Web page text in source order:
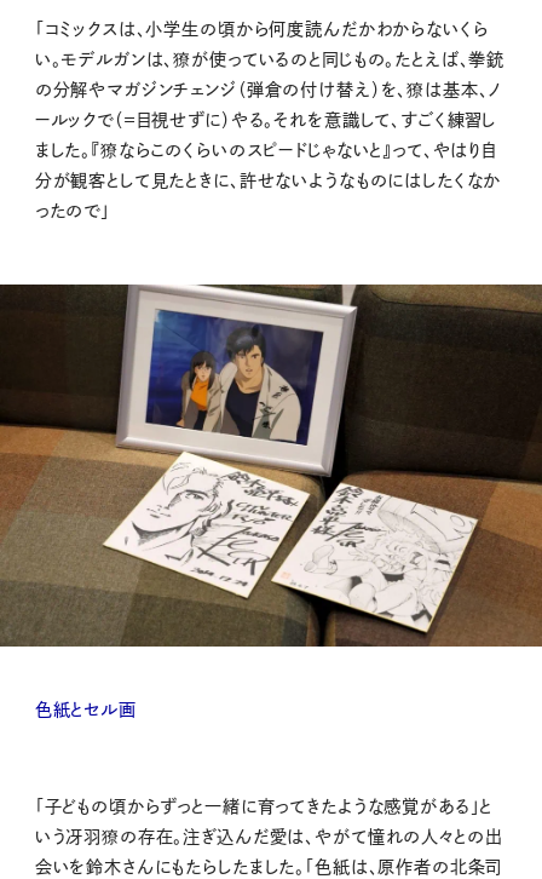
「コミックスは、小学生の頃から何度読んだかわからないくら
い。モデルガンは、獠が使っているのと同じもの。たとえば、拳銃
の分解やマガジンチェンジ（弾倉の付け替え）を、獠は基本、ノ
ールックで（＝目視せずに）やる。それを意識して、すごく練習し
ました。『獠ならこのくらいのスピードじゃないと』って、やはり自
分が観客として見たときに、許せないようなものにはしたくなか
ったので」
色紙とセル画
「子どもの頃からずっと一緒に育ってきたような感覚がある」と
いう冴羽獠の存在。注ぎ込んだ愛は、やがて憧れの人々との出
会いを鈴木さんにもたらしたました。「色紙は、原作者の北条司